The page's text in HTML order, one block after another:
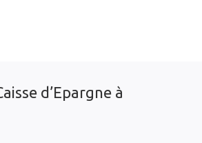
d’Epargne à